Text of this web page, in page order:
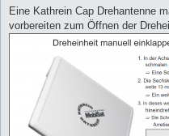
r
Eine Kathrein Cap Drehantenne
vorbereiten zum Öffnen der